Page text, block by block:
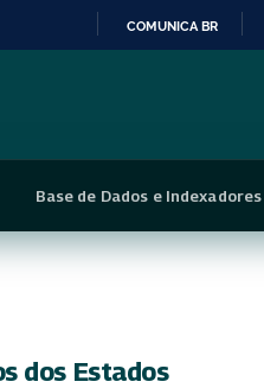
CONTEÚDO
COMUNICA BR
Base de Dados e Indexadores
dos Estados